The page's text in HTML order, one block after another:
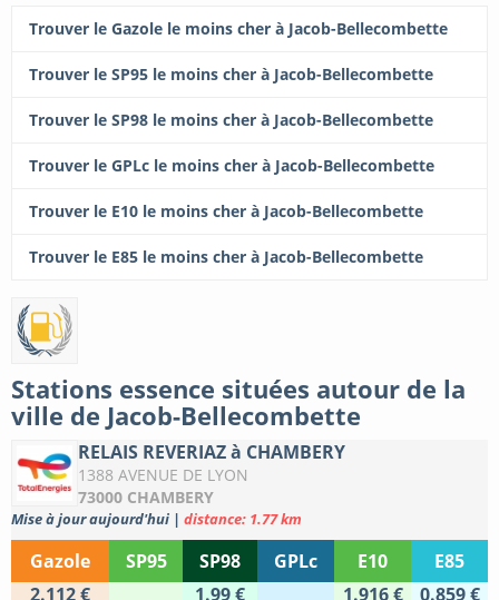
Trouver le Gazole le moins cher à Jacob-Bellecombette
Trouver le SP95 le moins cher à Jacob-Bellecombette
Trouver le SP98 le moins cher à Jacob-Bellecombette
Trouver le GPLc le moins cher à Jacob-Bellecombette
Trouver le E10 le moins cher à Jacob-Bellecombette
Trouver le E85 le moins cher à Jacob-Bellecombette
Stations essence situées autour de la
ville de Jacob-Bellecombette
RELAIS REVERIAZ à CHAMBERY
1388 AVENUE DE LYON
73000 CHAMBERY
Mise à jour aujourd'hui | distance: 1.77 km
Gazole SP95 SP98 GPLc E10
E85
2.112 €
1.99 € 1.916 €
0.859 €